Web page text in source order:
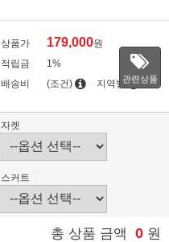
상품가 179,000원
적립금
1%
배송비
(조건) 지역별관련상품
자켓
스커트
총 상품 금액 0 원